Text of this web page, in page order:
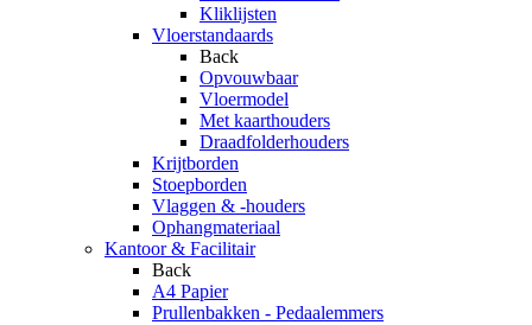
Kliklijsten
Vloerstandaards
Back
Opvouwbaar
Vloermodel
Met kaarthouders
Draadfolderhouders
Krijtborden
Stoepborden
Vlaggen & -houders
Ophangmateriaal
Kantoor & Facilitair
Back
A4 Papier
Prullenbakken - Pedaalemmers